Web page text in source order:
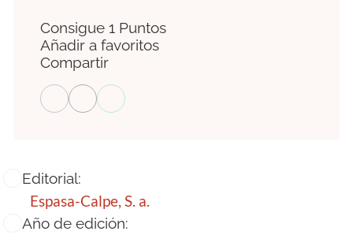
Editorial:
Espasa-Calpe, S. a.
Año de edición:
Consigue 1 Puntos
Añadir a favoritos
Compartir